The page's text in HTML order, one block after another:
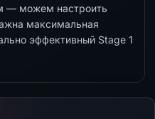
— можем настроить
максимальная
эффективный Stage 1